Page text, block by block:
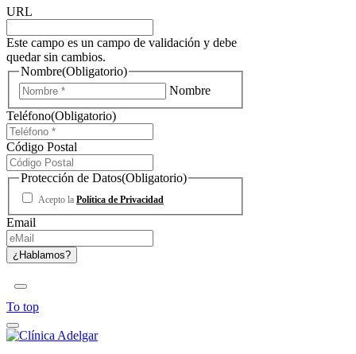
URL
Este campo es un campo de validación y debe
quedar sin cambios.
Nombre(Obligatorio)
Nombre
Teléfono(Obligatorio)
Código Postal
Protección de Datos(Obligatorio)
Acepto la Política de Privacidad
Email
To top